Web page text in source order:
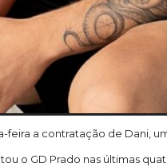
feira a contratação de Dani,
o GD Prado nas últimas